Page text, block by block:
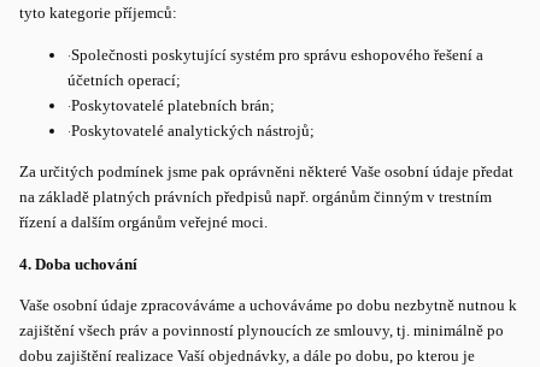
tyto kategorie příjemců:
·Společnosti poskytující systém pro správu eshopového řešení a
účetních operací;
·Poskytovatelé platebních brán;
·Poskytovatelé analytických nástrojů;
Za určitých podmínek jsme pak oprávněni některé Vaše osobní údaje předat
na základě platných právních předpisů např. orgánům činným v trestním
řízení a dalším orgánům veřejné moci.
4. Doba uchování
Vaše osobní údaje zpracováváme a uchováváme po dobu nezbytně nutnou k
zajištění všech práv a povinností plynoucích ze smlouvy, tj. minimálně po
dobu zajištění realizace Vaší objednávky, a dále po dobu, po kterou je